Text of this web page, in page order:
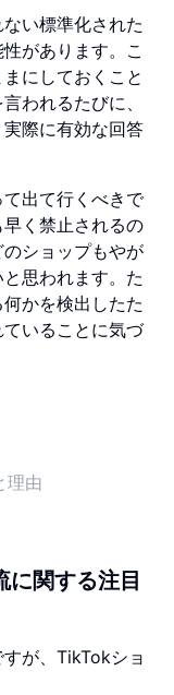
い標準化された
があります。こ
にしておくこと
われるたびに、
際に有効な回答
出て行くべきで
く禁止されるの
ショップもやが
思われます。た
かを検出したた
いることに気づ
理由
に関する注目
が、TikTokショ